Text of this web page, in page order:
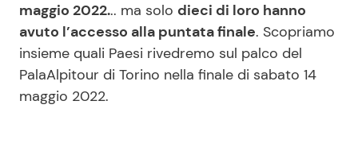
maggio 2022... ma solo dieci di loro hanno
avuto l’accesso alla puntata finale. Scopriamo
insieme quali Paesi rivedremo sul palco del
PalaAlpitour di Torino nella finale di sabato 14
maggio 2022.